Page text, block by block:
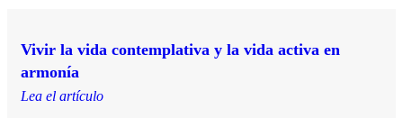
Vivir la vida contemplativa y la vida activa en
armonía
Lea el artículo